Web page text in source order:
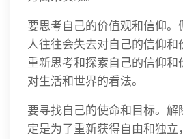
要思考自己的价值观和信仰。
人往往会失去对自己的信仰和
重新思考和探索自己的信仰和
对生活和世界的看法。
要寻找自己的使命和目标。解
定是为了重新获得自由和独立